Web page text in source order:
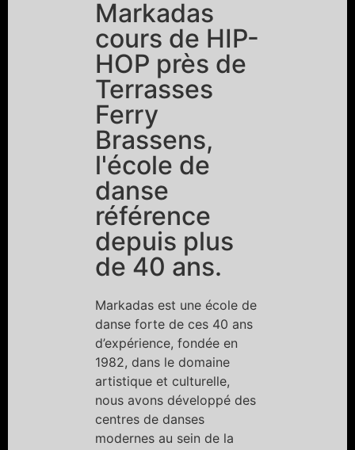
Markadas
cours de HIP-
HOP près de
Terrasses
Ferry
Brassens,
l'école de
danse
référence
depuis plus
de 40 ans.
Markadas est une école de
danse forte de ces 40 ans
d’expérience, fondée en
1982, dans le domaine
artistique et culturelle,
nous avons développé des
centres de danses
modernes au sein de la